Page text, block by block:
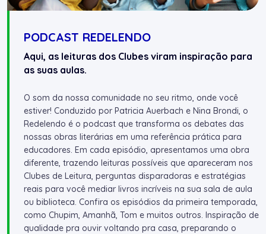
PODCAST REDELENDO
Aqui, as leituras dos Clubes viram inspiração para
as suas aulas.
O som da nossa comunidade no seu ritmo, onde você
estiver! Conduzido por Patricia Auerbach e Nina Brondi, o
Redelendo é o podcast que transforma os debates das
nossas obras literárias em uma referência prática para
educadores. Em cada episódio, apresentamos uma obra
diferente, trazendo leituras possíveis que apareceram nos
Clubes de Leitura, perguntas disparadoras e estratégias
reais para você mediar livros incríveis na sua sala de aula
ou biblioteca. Confira os episódios da primeira temporada,
como Chupim, Amanhã, Tom e muitos outros. Inspiração de
qualidade pra ouvir voltando pra casa, preparando o